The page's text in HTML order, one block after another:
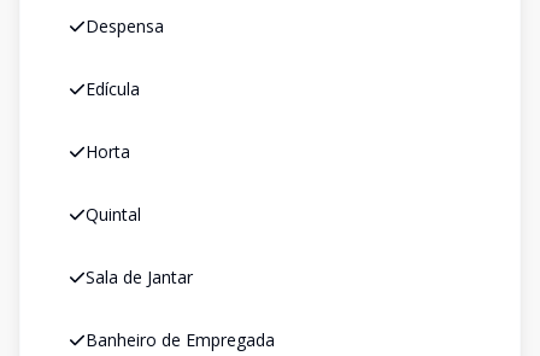
Despensa
Edícula
Horta
Quintal
Sala de Jantar
Banheiro de Empregada